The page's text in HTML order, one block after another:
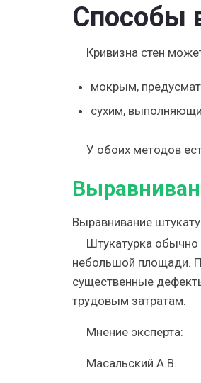
Способы
Кривизна стен
мокрым,
сухим,
У обоих методов
Выравнивание
Штукатурка обычно
небольшой площади.
существенные
трудовым затратам.
Мнение эксперта:
Масальский А.В.